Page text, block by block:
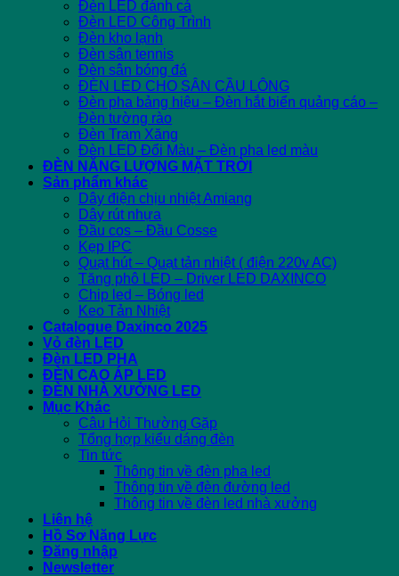
Đèn LED đánh cá
Đèn LED Công Trình
Đèn kho lạnh
Đèn sân tennis
Đèn sân bóng đá
ĐÈN LED CHO SÂN CẦU LÔNG
Đèn pha bảng hiệu – Đèn hắt biển quảng cáo –
Đèn tường rào
Đèn Trạm Xăng
Đèn LED Đổi Màu – Đèn pha led màu
ĐÈN NĂNG LƯỢNG MẶT TRỜI
Sản phẩm khác
Dây điện chịu nhiệt Amiang
Dây rút nhựa
Đầu cos – Đầu Cosse
Kẹp IPC
Quạt hút – Quạt tản nhiệt ( điện 220v AC)
Tăng phô LED – Driver LED DAXINCO
Chip led – Bóng led
Keo Tản Nhiệt
Catalogue Daxinco 2025
Vỏ đèn LED
Đèn LED PHA
ĐÈN CAO ÁP LED
ĐÈN NHÀ XƯỞNG LED
Mục Khác
Câu Hỏi Thường Gặp
Tổng hợp kiểu dáng đèn
Tin tức
Thông tin về đèn pha led
Thông tin về đèn đường led
Thông tin về đèn led nhà xưởng
Liên hệ
Hồ Sơ Năng Lực
Đăng nhập
Newsletter